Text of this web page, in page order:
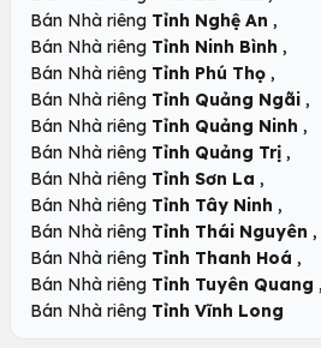
Bán Nhà riêng Tỉnh Nghệ An ,
Bán Nhà riêng Tỉnh Ninh Bình ,
Bán Nhà riêng Tỉnh Phú Thọ ,
Bán Nhà riêng Tỉnh Quảng Ngãi ,
Bán Nhà riêng Tỉnh Quảng Ninh ,
Bán Nhà riêng Tỉnh Quảng Trị ,
Bán Nhà riêng Tỉnh Sơn La ,
Bán Nhà riêng Tỉnh Tây Ninh ,
Bán Nhà riêng Tỉnh Thái Nguyên ,
Bán Nhà riêng Tỉnh Thanh Hoá ,
Bán Nhà riêng Tỉnh Tuyên Quang ,
Bán Nhà riêng Tỉnh Vĩnh Long